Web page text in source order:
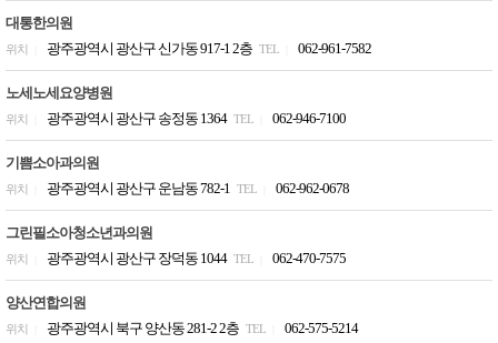
대통한의원
위치 광주광역시 광산구 신가동 917-1 2층 TEL 062-961-7582
노세노세요양병원
위치 광주광역시 광산구 송정동 1364 TEL 062-946-7100
기쁨소아과의원
위치 광주광역시 광산구 운남동 782-1 TEL 062-962-0678
그린필소아청소년과의원
위치 광주광역시 광산구 장덕동 1044 TEL 062-470-7575
양산연합의원
위치 광주광역시 북구 양산동 281-2 2층 TEL 062-575-5214